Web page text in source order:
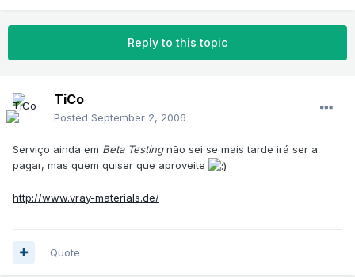
Reply to this topic
TiCo
Posted September 2, 2006
Serviço ainda em Beta Testingnão sei se mais tarde irá ser a
pagar, mas quem quiser que aproveite
http://www.vray-materials.de/
Quote